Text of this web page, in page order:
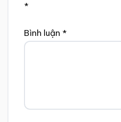
*
Bình luận *